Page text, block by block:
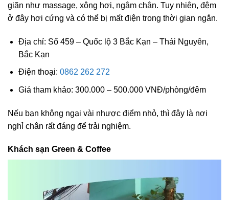
giãn như massage, xông hơi, ngâm chân. Tuy nhiên, đệm
ở đây hơi cứng và có thể bị mất điện trong thời gian ngắn.
Địa chỉ: Số 459 – Quốc lộ 3 Bắc Kạn – Thái Nguyên,
Bắc Kạn
Điện thoại: 0862 262 272
Giá tham khảo: 300.000 – 500.000 VNĐ/phòng/đêm
Nếu bạn không ngại vài nhược điểm nhỏ, thì đây là nơi
nghỉ chân rất đáng để trải nghiệm.
Khách sạn Green & Coffee